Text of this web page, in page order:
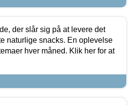
der slår sig på at levere det
naturlige snacks. En oplevelse
hver måned. Klik her for at